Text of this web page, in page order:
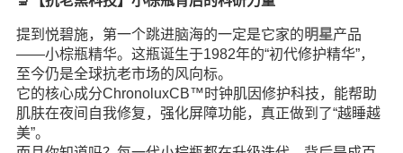
提到悦碧施，第一个跳进脑海的一定是它家的明星产品
——小棕瓶精华。这瓶诞生于1982年的“初代修护精华”，
至今仍是全球抗老市场的风向标。
它的核心成分ChronoluxCB™时钟肌因修护科技，能帮助
肌肤在夜间自我修复，强化屏障功能，真正做到了“越睡越
美”。